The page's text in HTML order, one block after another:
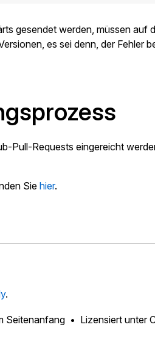
gesendet werden, müssen auf
es sei denn, der Fehler
Pull-Requests eingereicht
Sie hier.
.
Seitenanfang Lizensiert unter